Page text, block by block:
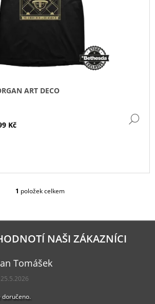
ART DECO
Kč
O
Á
D
A
Í
1 položek celkem
NAŠI ZÁKAZNÍCI
Tomášek
obchodu je 5 z 5 hvězdiček.
25.5.2026
doručeno.